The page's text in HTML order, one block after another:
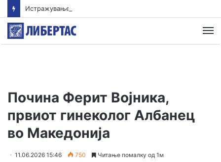
Почина Ферит Војника,
првиот гинеколог Албанец
во Македонија
11.06.2026 15:46 750 Читање помалку од 1м